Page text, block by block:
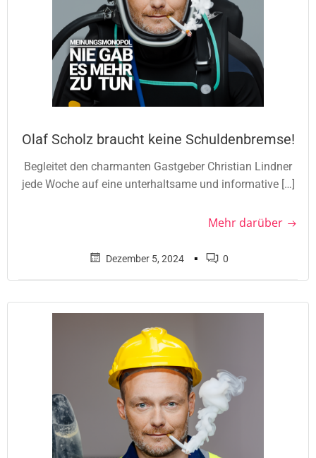
Olaf Scholz braucht keine Schuldenbremse!
Begleitet den charmanten Gastgeber Christian Lindner
jede Woche auf eine unterhaltsame und informative […]
Mehr darüber
Dezember 5, 2024 ▪ 0